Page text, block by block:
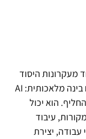
היסוד
הוא יכול
עיבוד
עבודה, יצירת